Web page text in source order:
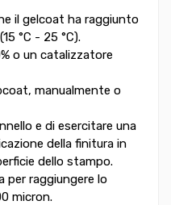
il gelcoat ha raggiunto
°C - 25 °C).
o un catalizzatore
manualmente o
e di esercitare una
della finitura in
dello stampo.
per raggiungere lo
micron.